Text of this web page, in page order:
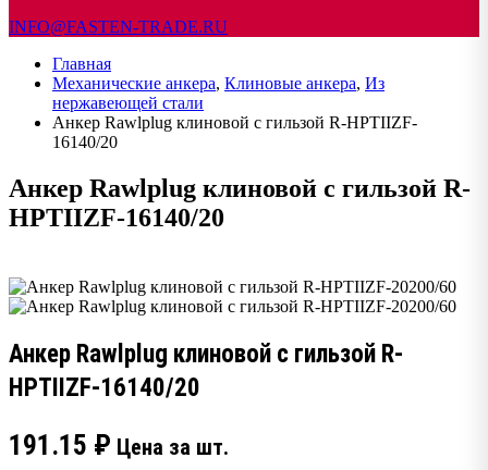
INFO@FASTEN-TRADE.RU
Главная
Механические анкера, Клиновые анкера, Из
нержавеющей стали
Анкер Rawlplug клиновой с гильзой R-HPTIIZF-
16140/20
Анкер Rawlplug клиновой с гильзой R-
HPTIIZF-16140/20
Анкер Rawlplug клиновой с гильзой R-
HPTIIZF-16140/20
191.15 ₽ Цена за шт.